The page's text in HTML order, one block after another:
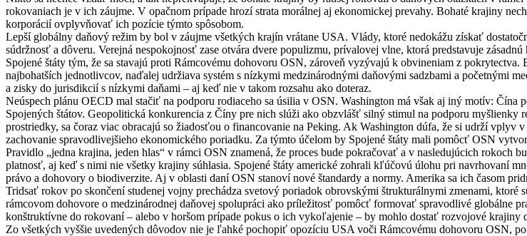
rokovaniach je v ich záujme. V opačnom prípade hrozí strata morálnej aj ekonomickej prevahy. Bohaté krajiny
korporácií ovplyvňovať ich pozície týmto spôsobom.
Lepší globálny daňový režim by bol v záujme všetkých krajín vrátane USA. Vlády, ktoré nedokážu získať
súdržnosť a dôveru. Verejná nespokojnosť zase otvára dvere populizmu, prívalovej vlne, ktorá predstavuje
Spojené štáty tým, že sa stavajú proti Rámcovému dohovoru OSN, zároveň vyzývajú k obvineniam z
najbohatších jednotlivcov, naďalej udržiava systém s nízkymi medzinárodnými daňovými sadzbami a početnými
a zisky do jurisdikcií s nízkymi daňami – aj keď nie v takom rozsahu ako doteraz.
Neúspech plánu OECD mal stačiť na podporu rodiaceho sa úsilia v OSN. Washington má však aj iný motív:
Spojených štátov. Geopolitická konkurencia z Číny pre nich slúži ako obzvlášť silný stimul na podporu
prostriedky, sa čoraz viac obracajú so žiadosťou o financovanie na Peking. Ak Washington dúfa, že si udrží vplyv
zachovanie spravodlivejšieho ekonomického poriadku. Za týmto účelom by Spojené štáty mali pomôcť OSN
Pravidlo „jedna krajina, jeden hlas“ v rámci OSN znamená, že proces bude pokračovať a v nasledujúcich
platnosť, aj keď s nimi nie všetky krajiny súhlasia. Spojené štáty americké zohrali kľúčovú úlohu pri navrhovaní
právo a dohovory o biodiverzite. Aj v oblasti daní OSN stanoví nové štandardy a normy. Amerika sa ich časom
Tridsať rokov po skončení studenej vojny prechádza svetový poriadok obrovskými štrukturálnymi zmenami,
rámcovom dohovore o medzinárodnej daňovej spolupráci ako príležitosť pomôcť formovať spravodlivé globálne
konštruktívne do rokovaní – alebo v horšom prípade pokus o ich vykoľajenie – by mohlo dostať rozvojové krajiny
Zo všetkých vyššie uvedených dôvodov nie je ľahké pochopiť opozíciu USA voči Rámcovému dohovoru OSN,